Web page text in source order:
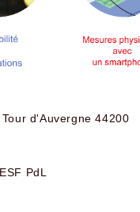
d'Auvergne 44200
PdL